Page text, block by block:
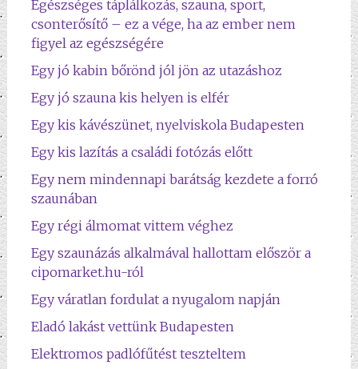
Egészséges táplálkozás, szauna, sport,
csonterősítő – ez a vége, ha az ember nem
figyel az egészségére
Egy jó kabin bőrönd jól jön az utazáshoz
Egy jó szauna kis helyen is elfér
Egy kis kávészünet, nyelviskola Budapesten
Egy kis lazítás a családi fotózás előtt
Egy nem mindennapi barátság kezdete a forró
szaunában
Egy régi álmomat vittem véghez
Egy szaunázás alkalmával hallottam először a
cipomarket.hu-ról
Egy váratlan fordulat a nyugalom napján
Eladó lakást vettünk Budapesten
Elektromos padlófűtést teszteltem